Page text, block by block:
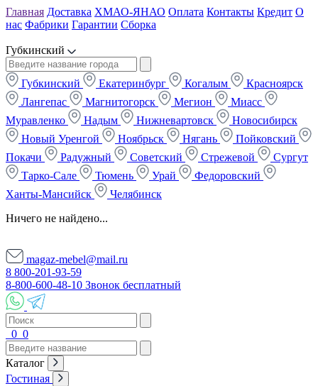
Главная Доставка ХМАО-ЯНАО Оплата Контакты Кредит О
нас Фабрики Гарантии Сборка
Губкинский
Губкинский Екатеринбург Когалым
Красноярск
Лангепас
Магнитогорск Мегион
Миасс
Муравленко
Надым Нижневартовск
Новосибирск
Новый Уренгой
Ноябрьск Нягань
Пойковский
Покачи
Радужный Советский Стрежевой
Сургут
Тарко-Сале
Тюмень Урай
Федоровский
Ханты-Мансийск
Челябинск
Ничего не найдено...
magaz-mebel@mail.ru
8 800-201-93-59
8-800-600-48-10 Звонок бесплатный
0 0
Каталог
Гостиная